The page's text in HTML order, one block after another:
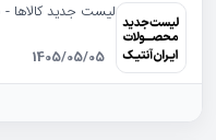
لیست جدید کالاها - 5 مرداد 1405
1405/05/05